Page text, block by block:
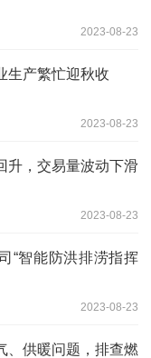
2023-08-23
生产繁忙迎秋收
2023-08-23
升，交易量波动下滑
2023-08-23
“智能防洪排涝指挥
2023-08-23
、供暖问题，排查燃